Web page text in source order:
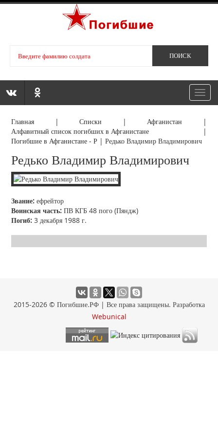
Главная |Списки | Афганистан |
Алфавитный список погибших в Афганистане |
Погибшие в Афганистане - Р |Редько Владимир Владимирович
Редько Владимир Владимирович
Звание: ефрейтор
Воинская часть: ПВ КГБ 48 пого (Пяндж)
Погиб: 3 декабря 1988 г.
2015-2026 © Погибшие.РФ | Все права защищены. Разработка
Webunical